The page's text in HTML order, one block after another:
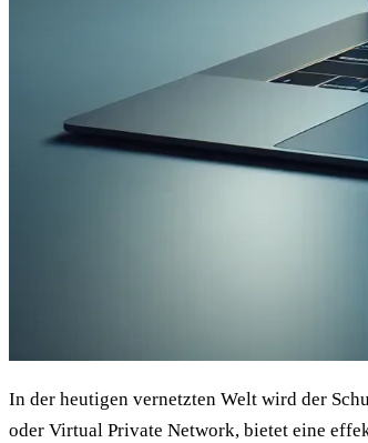
In der heutigen vernetzten Welt wird der
oder Virtual Private Network, bietet eine